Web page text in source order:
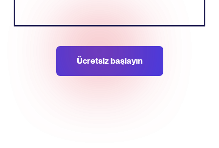
Ücretsiz başlayın